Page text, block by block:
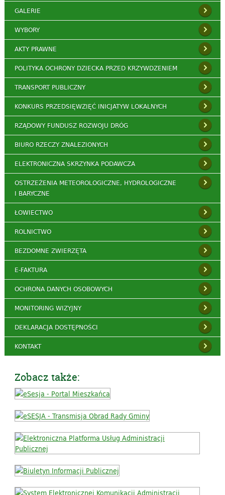
GALERIE
WYBORY
AKTY PRAWNE
POLITYKA OCHRONY DZIECKA PRZED KRZYWDZENIEM
TRANSPORT PUBLICZNY
KONKURS PRZEDSIĘWZIĘĆ INICJATYW LOKALNYCH
RZĄDOWY FUNDUSZ ROZWOJU DRÓG
BIURO RZECZY ZNALEZIONYCH
ELEKTRONICZNA SKRZYNKA PODAWCZA
OSTRZEŻENIA METEOROLOGICZNE, HYDROLOGICZNE
I BARYCZNE
ŁOWIECTWO
ROLNICTWO
BEZDOMNE ZWIERZĘTA
E-FAKTURA
OCHRONA DANYCH OSOBOWYCH
MONITORING WIZYJNY
DEKLARACJA DOSTĘPNOŚCI
KONTAKT
Zobacz także: